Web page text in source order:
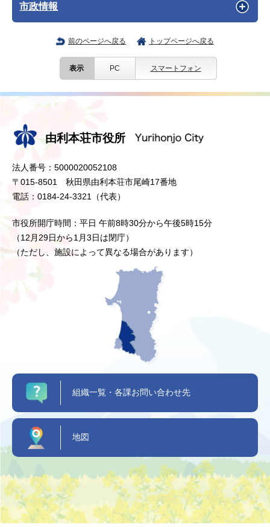
市政情報
前のページへ戻る トップページへ戻る
表示 PC スマートフォン
由利本荘市役所
法人番号：5000020052108
〒015-8501 秋田県由利本荘市尾崎17番地
電話：0184-24-3321（代表）
市役所開庁時間：平日 午前8時30分から午後5時15分
（12月29日から1月3日は閉庁）
（ただし、施設によって異なる場合があります）
組織一覧・各課お問い合わせ先
地図